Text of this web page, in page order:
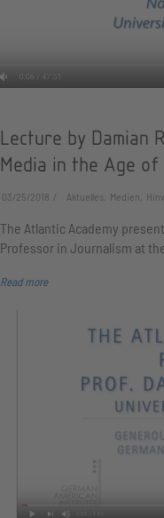
Lecture by Damian
Media in the Age of
03/25/2018 Aktuelles, Medien,
The Atlantic Academy
Professor in Journalism at
Read more